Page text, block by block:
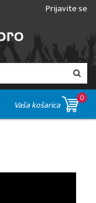
Prijavite se
Vaša košarica
0